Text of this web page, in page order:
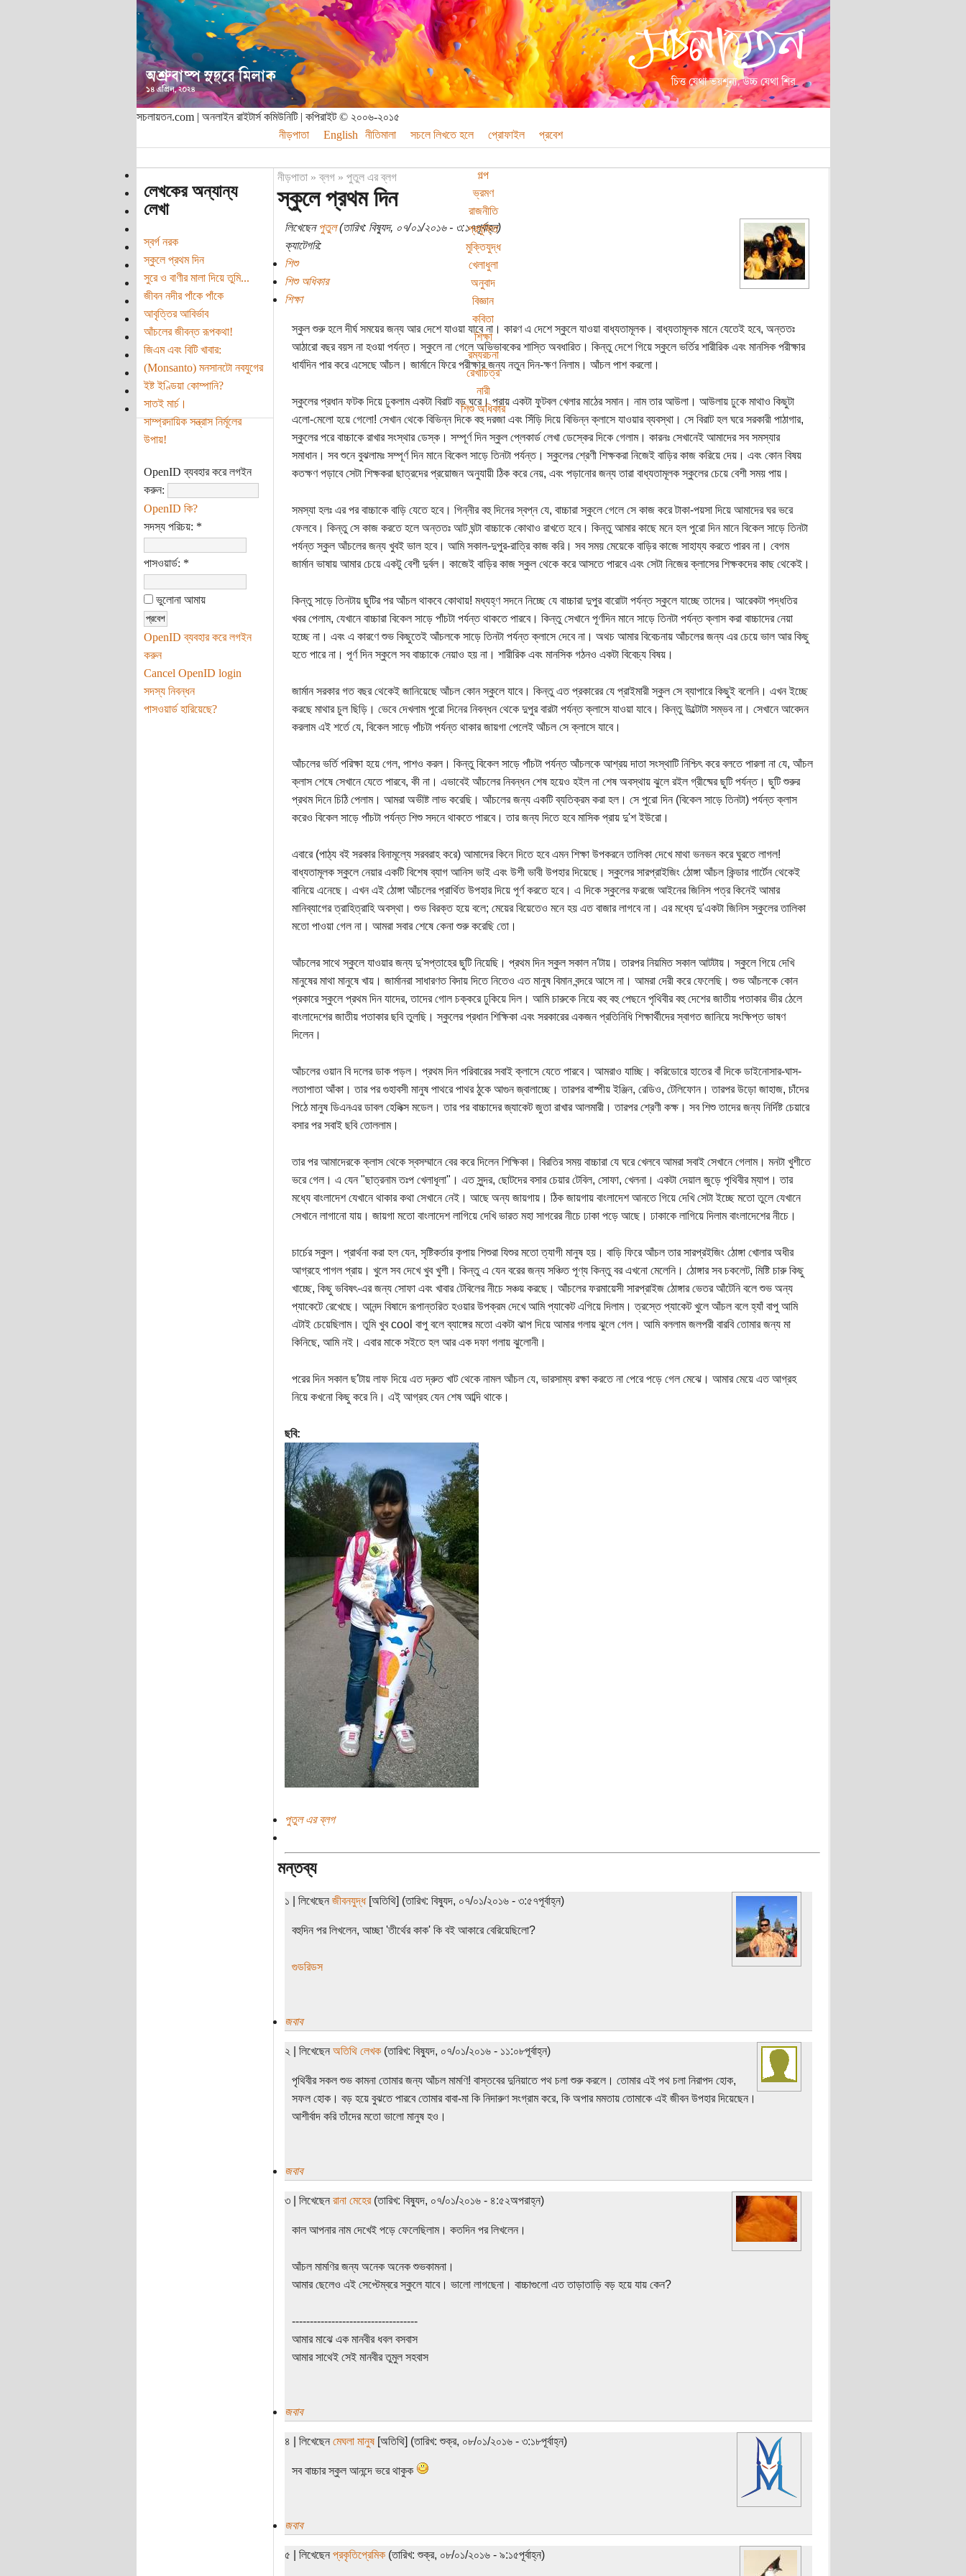
সচলায়তন.com | অনলাইন রাইটার্স কমিউনিটি | কপিরাইট © ২০০৬-২০১৫
নীড়পাতা
English নীতিমালা সচলে লিখতে হলে প্রোফাইল প্রবেশ
গল্প
ভ্রমণ
রাজনীতি
প্রযুক্তি
মুক্তিযুদ্ধ
খেলাধুলা
অনুবাদ
বিজ্ঞান
কবিতা
শিক্ষা
রম্যরচনা
রেখাচিত্র
নারী
শিশু অধিকার
লেখকের অন্যান্য
লেখা
স্বর্গ নরক
স্কুলে প্রথম দিন
সুরে ও বাণীর মালা দিয়ে তুমি...
জীবন নদীর পাঁকে পাঁকে
আবৃত্তির আবির্ভাব
আঁচলের জীবন্ত রূপকথা!
জিএম এবং বিটি খাবার:
(Monsanto) মনসানটো নবযুগের
ইষ্ট ইণ্ডিয়া কোম্পানি?
সাতই মার্চ।
সাম্প্রদায়িক সন্ত্রাস নির্মূলের
উপায়!
OpenID ব্যবহার করে লগইন
করুন:
OpenID কি?
সদস্য পরিচয়: *
পাসওয়ার্ড: *
ভুলোনা আমায়
OpenID ব্যবহার করে লগইন
করুন
Cancel OpenID login
সদস্য নিবন্ধন
পাসওয়ার্ড হারিয়েছে?
নীড়পাতা»ব্লগ» পুতুল এর ব্লগ
স্কুলে প্রথম দিন
লিখেছেনপুতুল(তারিখ: বিষ্যুদ, ০৭/০১/২০১৬ - ৩:১৭পূর্বাহ্ন)
ক্যাটেগরি:
শিশু
শিশু অধিকার
শিক্ষা
স্কুল শুরু হলে দীর্ঘ সময়ের জন্য আর দেশে যাওয়া যাবে না। কারণ এ দেশে স্কুলে যাওয়া বাধ্যতামূলক। বাধ্যতামূলক মানে যেতেই হবে, অন্ততঃ
আঠারো বছর বয়স না হওয়া পর্যন্ত। স্কুলে না গেলে অভিভাবকের শাস্তি অবধারিত। কিন্তু দেশে গিয়ে স্কুলে ভর্তির শারীরিক এবং মানসিক পরীক্ষার
ধার্যদিন পার করে এসেছে আঁচল। জার্মানে ফিরে পরীক্ষার জন্য নতুন দিন-ক্ষণ নিলাম। আঁচল পাশ করলো।
স্কুলের প্রধান ফটক দিয়ে ঢুকলাম একটা বিরাট বড় ঘরে। প্রায় একটা ফুটবল খেলার মাঠের সমান। নাম তার আউলা। আউলায় ঢুকে মাথাও কিছুটা
এলো-মেলো হয়ে গেলো! সেখান থেকে বিভিন্ন দিকে বহু দরজা এবং সিঁড়ি দিয়ে বিভিন্ন ক্লাসে যাওয়ার ব্যবস্থা। সে বিরাট হল ঘরে সরকারী পাঠাগার,
স্কুলের পরে বাচ্চাকে রাখার সংস্থার ডেস্ক। সম্পূর্ণ দিন স্কুল প্লেকার্ড লেখা ডেস্কের দিকে গেলাম। কারনঃ সেখানেই আমাদের সব সমস্যার
সমাধান। সব শুনে বুঝলামঃ সম্পূর্ণ দিন মানে বিকেল সাড়ে তিনটা পর্যন্ত। স্কুলের শ্রেণী শিক্ষকরা নিজেই বাড়ির কাজ করিয়ে দেয়। এবং কোন বিষয়
কতক্ষণ পড়াবে সেটা শিক্ষকরা ছাত্রদের প্রয়োজন অনুযায়ী ঠিক করে নেয়, এবং পড়ানোর জন্য তারা বাধ্যতামূলক স্কুলের চেয়ে বেশী সময় পায়।
সমস্যা হলঃ এর পর বাচ্চাকে বাড়ি যেতে হবে। গিন্নীর বহু দিনের স্বপ্ন যে, বাচ্চারা স্কুলে গেলে সে কাজ করে টাকা-পয়সা দিয়ে আমাদের ঘর ভরে
ফেলবে। কিন্তু সে কাজ করতে হলে অন্ততঃ আট ঘন্টা বাচ্চাকে কোথাও রাখতে হবে। কিন্তু আমার কাছে মনে হল পুরো দিন মানে বিকেল সাড়ে তিনটা
পর্যন্ত স্কুল আঁচলের জন্য খুবই ভাল হবে। আমি সকাল-দুপুর-রাত্রি কাজ করি। সব সময় মেয়েকে বাড়ির কাজে সাহায্য করতে পারব না। বেগম
জার্মান ভাষায় আমার চেয়ে একটু বেশী দুর্বল। কাজেই বাড়ির কাজ স্কুল থেকে করে আসতে পারবে এবং সেটা নিজের ক্লাসের শিক্ষকদের কাছ থেকেই।
কিন্তু সাড়ে তিনটায় ছুটির পর আঁচল থাকবে কোথায়! মধ্যহ্ণ সদনে নিচ্ছে যে বাচ্চারা দুপুর বারোটা পর্যন্ত স্কুলে যাচ্ছে তাদের। আরেকটা পদ্ধতির
খবর পেলাম, যেখানে বাচ্চারা বিকেল সাড়ে পাঁচটা পর্যন্ত থাকতে পারবে। কিন্তু সেখানে পূর্ণদিন মানে সাড়ে তিনটা পর্যন্ত ক্লাস করা বাচ্চাদের নেয়া
হচ্ছে না। এবং এ কারণে শুভ কিছুতেই আঁচলকে সাড়ে তিনটা পর্যন্ত ক্লাসে দেবে না। অথচ আমার বিবেচনায় আঁচলের জন্য এর চেয়ে ভাল আর কিছু
হতে পারে না। পূর্ণ দিন স্কুলে সব বাচ্চাকে নেয়াও হয় না। শারীরিক এবং মানসিক গঠনও একটা বিবেচ্য বিষয়।
জার্মান সরকার গত বছর থেকেই জানিয়েছে আঁচল কোন স্কুলে যাবে। কিন্তু এত প্রকারের যে প্রাইমারী স্কুল সে ব্যাপারে কিছুই বলেনি। এখন ইচ্ছে
করছে মাথার চুল ছিড়ি। ভেবে দেখলাম পুরো দিনের নিবন্ধন থেকে দুপুর বারটা পর্যন্ত ক্লাসে যাওয়া যাবে। কিন্তু উল্টোটা সম্ভব না। সেখানে আবেদন
করলাম এই শর্তে যে, বিকেল সাড়ে পাঁচটা পর্যন্ত থাকার জায়গা পেলেই আঁচল সে ক্লাসে যাবে।
আঁচলের ভর্তি পরিক্ষা হয়ে গেল, পাশও করল। কিন্তু বিকেল সাড়ে পাঁচটা পর্যন্ত আঁচলকে আশ্রয় দাতা সংস্থাটি নিশ্চিৎ করে বলতে পারলা না যে, আঁচল
ক্লাস শেষে সেখানে যেতে পারবে, কী না। এভাবেই আঁচলের নিবন্ধন শেষ হয়েও হইল না শেষ অবস্থায় ঝুলে রইল গ্রীষ্মের ছুটি পর্যন্ত। ছুটি শুরুর
প্রথম দিনে চিঠি পেলাম। আমরা অভীষ্ট লাভ করেছি। আঁচলের জন্য একটি ব্যতিক্রম করা হল। সে পুরো দিন (বিকেল সাড়ে তিনটা) পর্যন্ত ক্লাস
করেও বিকেল সাড়ে পাঁচটা পর্যন্ত শিশু সদনে থাকতে পারবে। তার জন্য দিতে হবে মাসিক প্রায় দু'শ ইউরো।
এবারে (পাঠ্য বই সরকার বিনামূল্যে সরবরাহ করে) আমাদের কিনে দিতে হবে এমন শিক্ষা উপকরনে তালিকা দেখে মাথা ভনভন করে ঘুরতে লাগল!
বাধ্যতামূলক স্কুলে নেয়ার একটি বিশেষ ব্যাগ আনিস ভাই এবং উশী ভাবী উপহার দিয়েছে। স্কুলের সারপ্রাইজিং ঠোঙ্গা আঁচল কিন্ডার গার্টেন থেকেই
বানিয়ে এনেছে। এখন এই ঠোঙ্গা আঁচলের প্রার্থিত উপহার দিয়ে পূর্ণ করতে হবে। এ দিকে স্কুলের ফরজে আইনের জিনিস পত্র কিনেই আমার
মানিব্যাগের ত্রাহিত্রাহি অবস্থা। শুভ বিরক্ত হয়ে বলে; মেয়ের বিয়েতেও মনে হয় এত বাজার লাগবে না। এর মধ্যে দু'একটা জিনিস স্কুলের তালিকা
মতো পাওয়া গেল না। আমরা সবার শেষে কেনা শুরু করেছি তো।
আঁচলের সাথে স্কুলে যাওয়ার জন্য দু'সপ্তাহের ছুটি নিয়েছি। প্রথম দিন স্কুল সকাল ন'টায়। তারপর নিয়মিত সকাল আটটায়। স্কুলে গিয়ে দেখি
মানুষের মাথা মানুষে খায়। জার্মানরা সাধারণত বিদায় দিতে নিতেও এত মানুষ বিমান বন্দরে আসে না। আমরা দেরী করে ফেলেছি। শুভ আঁচলকে কোন
প্রকারে স্কুলে প্রথম দিন যাদের, তাদের গোল চক্করে ঢুকিয়ে দিল। আমি চারুকে নিয়ে বহু বহু পেছনে পৃথিবীর বহু দেশের জাতীয় পতাকার ভীর ঠেলে
বাংলাদেশের জাতীয় পতাকার ছবি তুলছি। স্কুলের প্রধান শিক্ষিকা এবং সরকারের একজন প্রতিনিধি শিক্ষার্থীদের স্বাগত জানিয়ে সংক্ষিপ্ত ভাষণ
দিলেন।
আঁচলের ওয়ান বি দলের ডাক পড়ল। প্রথম দিন পরিবারের সবাই ক্লাসে যেতে পারবে। আমরাও যাচ্ছি। করিডোরে হাতের বাঁ দিকে ডাইনোসার-ঘাস-
লতাপাতা আঁকা। তার পর গুহাবসী মানুষ পাথরে পাথর ঠুকে আগুন জ্বালাচ্ছে। তারপর বাষ্পীয় ইঞ্জিন, রেডিও, টেলিফোন। তারপর উড়ো জাহাজ, চাঁদের
পিঠে মানুষ ডিএনএর ডাবল হেলিক্স মডেল। তার পর বাচ্চাদের জ্যাকেট জুতা রাখার আলমারী। তারপর শ্রেণী কক্ষ। সব শিশু তাদের জন্য নির্দিষ্ট চেয়ারে
বসার পর সবাই ছবি তোললাম।
তার পর আমাদেরকে ক্লাস থেকে স্বসম্মানে বের করে দিলেন শিক্ষিকা। বিরতির সময় বাচ্চারা যে ঘরে খেলবে আমরা সবাই সেখানে গেলাম। মনটা খুশীতে
ভরে গেল। এ যেন "ছাত্রনাম তঃপ খেলাধূলা"। এত সুন্দর, ছোটদের বসার চেয়ার টেবিল, সোফা, খেলনা। একটা দেয়াল জুড়ে পৃথিবীর ম্যাপ। তার
মধ্যে বাংলাদেশ যেখানে থাকার কথা সেখানে নেই। আছে অন্য জায়গায়। ঠিক জায়গায় বাংলাদেশ আনতে গিয়ে দেখি সেটা ইচ্ছে মতো তুলে যেখানে
সেখানে লাগানো যায়। জায়গা মতো বাংলাদেশ লাগিয়ে দেখি ভারত মহা সাগরের নীচে ঢাকা পড়ে আছে। ঢাকাকে লাগিয়ে দিলাম বাংলাদেশের নীচে।
চার্চের স্কুল। প্রার্থনা করা হল যেন, সৃষ্টিকর্তার কৃপায় শিশুরা যিশুর মতো ত্যাগী মানুষ হয়। বাড়ি ফিরে আঁচল তার সারপ্রইজিং ঠোঙ্গা খোলার অধীর
আগ্রহে পাগল প্রায়। খুলে সব দেখে খুব খুশী। কিন্তু এ যেন বরের জন্য সঞ্চিত পূণ্য কিন্তু বর এখনো মেলেনি। ঠোঙ্গার সব চকলেট, মিষ্টি চারু কিছু
খাচ্ছে, কিছু ভবিষৎ-এর জন্য সোফা এবং খাবার টেবিলের নীচে সঞ্চয় করছে। আঁচলের ফরমায়েসী সারপ্রাইজ ঠোঙ্গার ভেতর আঁটেনি বলে শুভ অন্য
প্যাকেটে রেখেছে। আনন্দ বিষাদে রূপান্তরিত হওয়ার উপক্রম দেখে আমি প্যাকেট এগিয়ে দিলাম। ত্রস্তে প্যাকেট খুলে আঁচল বলে হ্যাঁ বাপু আমি
এটাই চেয়েছিলাম। তুমি খুব cool বাপু বলে ব্যাঙ্গের মতো একটা ঝাপ দিয়ে আমার গলায় ঝুলে গেল। আমি বললাম জলপরী বারবি তোমার জন্য মা
কিনিছে, আমি নই। এবার মাকে সইতে হল আর এক দফা গলায় ঝুলোনী।
পরের দিন সকাল ছ'টায় লাফ দিয়ে এত দ্রুত খাট থেকে নামল আঁচল যে, ভারসাম্য রক্ষা করতে না পেরে পড়ে গেল মেঝে। আমার মেয়ে এত আগ্রহ
নিয়ে কখনো কিছু করে নি। এই্ আগ্রহ যেন শেষ আব্দি থাকে।
ছবি:
পুতুল এর ব্লগ
মন্তব্য
১ | লিখেছেন জীবনযুদ্ধ[অতিথি] (তারিখ: বিষ্যুদ, ০৭/০১/২০১৬ - ৩:৫৭পূর্বাহ্ন)
বহুদিন পর লিখলেন, আচ্ছা 'তীর্থের কাক' কি বই আকারে বেরিয়েছিলো?
গুডরিডস
জবাব
২ | লিখেছেন অতিথি লেখক(তারিখ: বিষ্যুদ, ০৭/০১/২০১৬ - ১১:০৮পূর্বাহ্ন)
পৃথিবীর সকল শুভ কামনা তোমার জন্য আঁচল মামণি! বাস্তবের দুনিয়াতে পথ চলা শুরু করলে। তোমার এই পথ চলা নিরাপদ হোক,
সফল হোক। বড় হয়ে বুঝতে পারবে তোমার বাবা-মা কি নিদারুণ সংগ্রাম করে, কি অপার মমতায় তোমাকে এই জীবন উপহার দিয়েছেন।
আশীর্বাদ করি তাঁদের মতো ভালো মানুষ হও।
জবাব
৩ | লিখেছেন রানা মেহের(তারিখ: বিষ্যুদ, ০৭/০১/২০১৬ - ৪:৫২অপরাহ্ন)
কাল আপনার নাম দেখেই পড়ে ফেলেছিলাম। কতদিন পর লিখলেন।
আঁচল মামণির জন্য অনেক অনেক শুভকামনা।
আমার ছেলেও এই সেপ্টেম্বরে স্কুলে যাবে। ভালো লাগছেনা। বাচ্চাগুলো এত তাড়াতাড়ি বড় হয়ে যায় কেন?
-----------------------------------
আমার মাঝে এক মানবীর ধবল বসবাস
আমার সাথেই সেই মানবীর তুমুল সহবাস
জবাব
৪ | লিখেছেন মেঘলা মানুষ[অতিথি] (তারিখ: শুক্র, ০৮/০১/২০১৬ - ৩:১৮পূর্বাহ্ন)
সব বাচ্চার স্কুল আনন্দে ভরে থাকুক
জবাব
৫ | লিখেছেন প্রকৃতিপ্রেমিক(তারিখ: শুক্র, ০৮/০১/২০১৬ - ৯:১৫পূর্বাহ্ন)